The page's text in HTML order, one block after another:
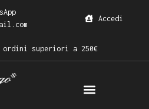
Accedi
superiori a 250€